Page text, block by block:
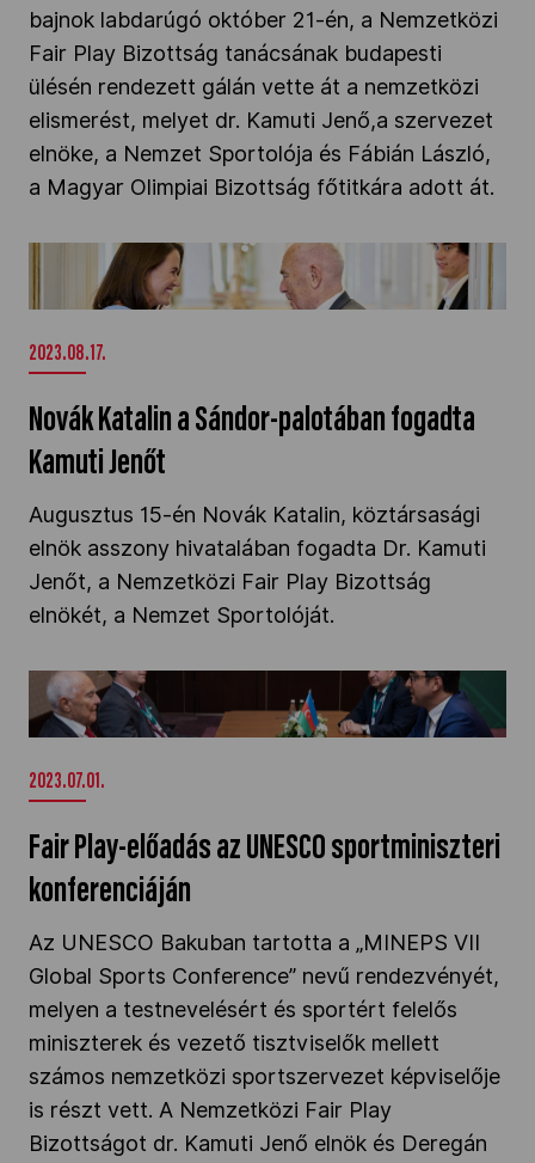
bajnok labdarúgó október 21-én, a Nemzetközi
Fair Play Bizottság tanácsának budapesti
ülésén rendezett gálán vette át a nemzetközi
elismerést, melyet dr. Kamuti Jenő,a szervezet
elnöke, a Nemzet Sportolója és Fábián László,
a Magyar Olimpiai Bizottság főtitkára adott át.
Novák Katalin a Sándor-palotában fogadta
Kamuti Jenőt" />
2023.08.17.
Novák Katalin a Sándor-palotában fogadta
Kamuti Jenőt
Augusztus 15-én Novák Katalin, köztársasági
elnök asszony hivatalában fogadta Dr. Kamuti
Jenőt, a Nemzetközi Fair Play Bizottság
elnökét, a Nemzet Sportolóját.
Fair Play-előadás az UNESCO sportminiszteri
konferenciáján" />
2023.07.01.
Fair Play-előadás az UNESCO sportminiszteri
konferenciáján
Az UNESCO Bakuban tartotta a „MINEPS VII
Global Sports Conference” nevű rendezvényét,
melyen a testnevelésért és sportért felelős
miniszterek és vezető tisztviselők mellett
számos nemzetközi sportszervezet képviselője
is részt vett. A Nemzetközi Fair Play
Bizottságot dr. Kamuti Jenő elnök és Deregán